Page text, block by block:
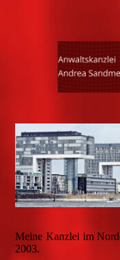
Meine Kanzlei im
2003.